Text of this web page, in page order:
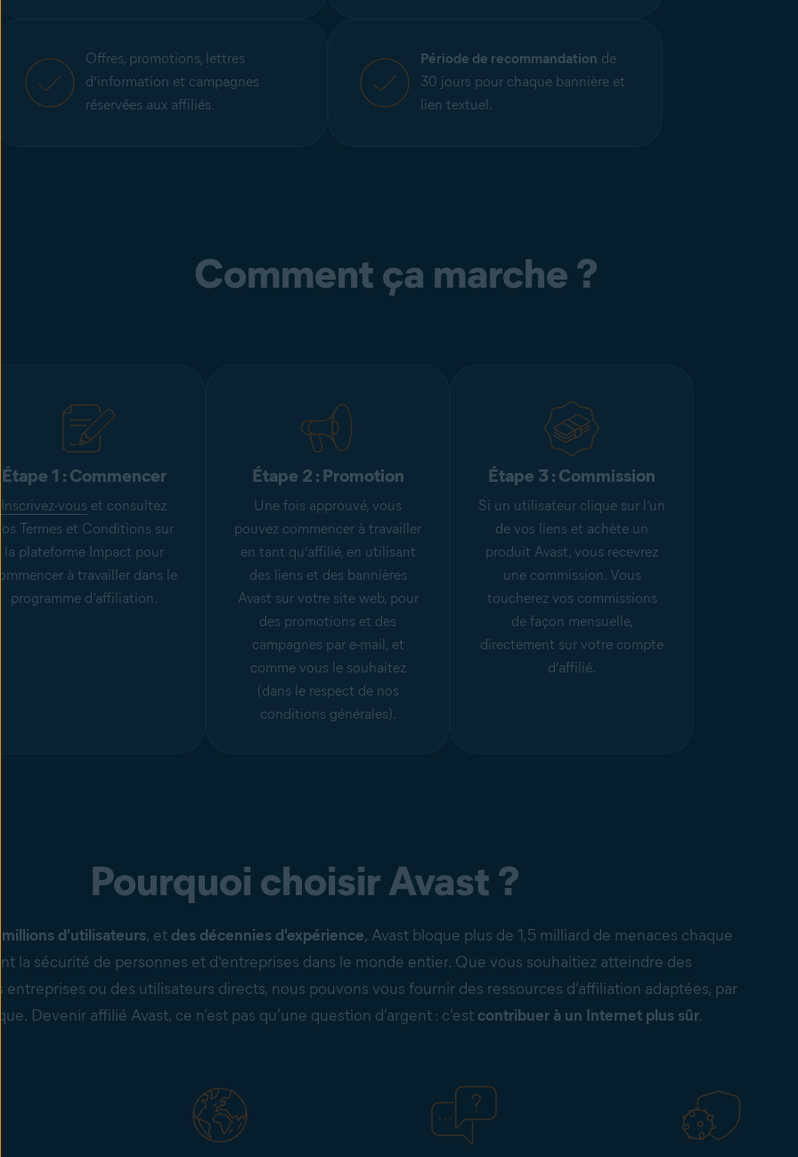
Offres, promotions, lettres
d’information et campagnes
réservées aux affiliés.
Période de recommandation de
30 jours pour chaque bannière et
lien textuel.
Comment ça marche ?
Étape 1 : Commencer
Inscrivez-vous et consultez
Termes et Conditions sur
la plateforme Impact pour
à travailler dans le
programme d’affiliation.
Étape 2 : Promotion
Une fois approuvé, vous
pouvez commencer à travailler
en tant qu’affilié, en utilisant
des liens et des bannières
Avast sur votre site web, pour
des promotions et des
campagnes par e-mail, et
comme vous le souhaitez
(dans le respect de nos
conditions générales).
Étape 3 : Commission
Si un utilisateur clique sur l’un
de vos liens et achète un
produit Avast, vous recevrez
une commission. Vous
toucherez vos commissions
de façon mensuelle,
directement sur votre compte
d’affilié.
Pourquoi choisir Avast ?
d'utilisateurs, et des décennies d'expérience, Avast bloque plus de 1,5 milliard de menaces chaque
la sécurité de personnes et d'entreprises dans le monde entier. Que vous souhaitiez atteindre des
ou des utilisateurs directs, nous pouvons vous fournir des ressources d’affiliation adaptées, par
Devenir affilié Avast, ce n’est pas qu’une question d’argent : c’est contribuer à un Internet plus sûr.